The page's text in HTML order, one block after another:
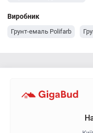
Виробник
Грунт-емаль Polifarb